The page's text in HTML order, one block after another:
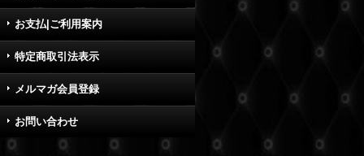
お支払|ご利用案内
特定商取引法表示
メルマガ会員登録
お問い合わせ